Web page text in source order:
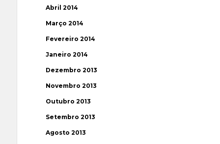
Abril 2014
Março 2014
Fevereiro 2014
Janeiro 2014
Dezembro 2013
Novembro 2013
Outubro 2013
Setembro 2013
Agosto 2013